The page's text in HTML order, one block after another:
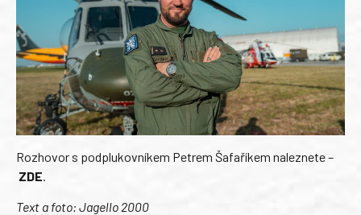
Rozhovor s podplukovníkem Petrem Šafaříkem naleznete –
ZDE
Text a foto: Jagello 2000